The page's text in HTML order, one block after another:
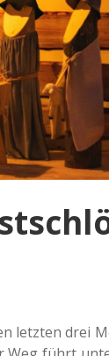
letz­ten drei